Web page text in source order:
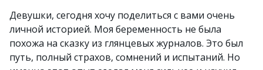
Девушки, сегодня хочу поделиться с вами очень
личной историей. Моя беременность не была
похожа на сказку из глянцевых журналов. Это был
путь, полный страхов, сомнений и испытаний. Но